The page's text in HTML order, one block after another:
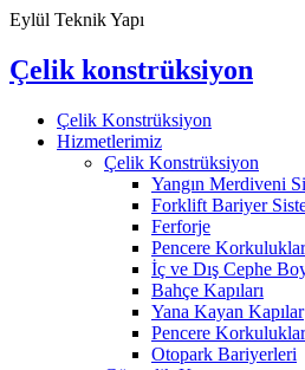
Eylül Teknik Yapı
Çelik konstrüksiyon
Çelik Konstrüksiyon
Hizmetlerimiz
Çelik Konstrüksiyon
Yangın Merdiveni
Forklift Bariyer
Ferforje
Pencere
İç ve Dış Cephe
Bahçe Kapıları
Yana Kayan Kapılar
Pencere
Otopark Bariyerleri